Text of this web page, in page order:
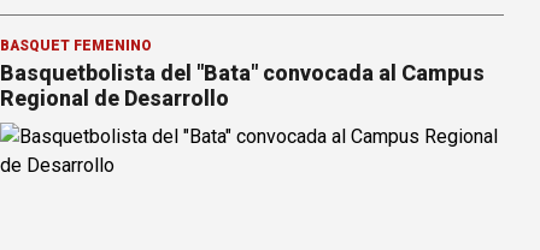
BÁSQUET FEMENINO
Basquetbolista del "Bata" convocada al Campus
Regional de Desarrollo